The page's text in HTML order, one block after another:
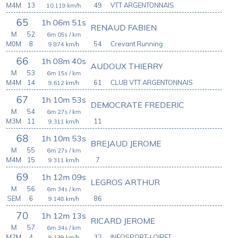
49
10.119 km/h
M4M
13 VTT ARGENTONNAIS
65 1h 06m 51s
54
RENAUD FABIEN
6m 05s / km
9.874 km/h
M
52
M0M
8 Crevant Running
66 1h 08m 40s
61
AUDOUX THIERRY
6m 15s / km
9.612 km/h
M
53
M4M
14 CLUB VTT ARGENTONNAIS
67 1h 10m 53s
11
DEMOCRATE FREDERIC
6m 27s / km
9.311 km/h
M
54
M3M
11
68 1h 10m 53s
7
BREJAUD JEROME
6m 27s / km
9.311 km/h
M
55
M4M
15
69 1h 12m 09s
86
LEGROS ARTHUR
6m 34s / km
9.148 km/h
M
56
SEM
6
70 1h 12m 13s RICARD JEROME
6m 34s / km
M
57